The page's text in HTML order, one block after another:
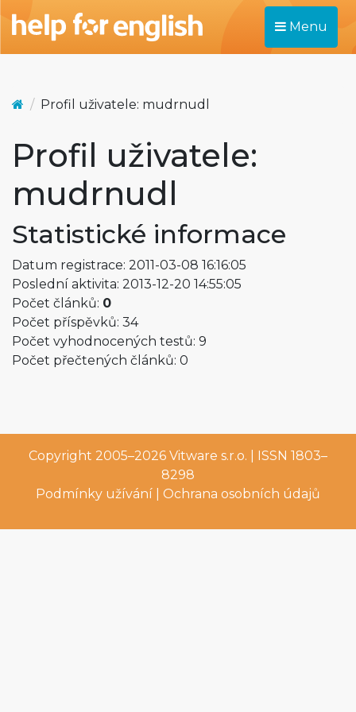
Menu
Profil uživatele: mudrnudl
Profil uživatele:
mudrnudl
Statistické informace
Datum registrace: 2011-03-08 16:16:05
Poslední aktivita: 2013-12-20 14:55:05
Počet článků: 0
Počet příspěvků: 34
Počet vyhodnocených testů: 9
Počet přečtených článků: 0
Copyright 2005–2026 Vitware s.r.o. | ISSN 1803–
8298
Podmínky užívání
Ochrana osobních údajů